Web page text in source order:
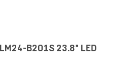
B201S 23.8" LED